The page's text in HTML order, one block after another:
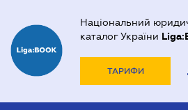
Національний
каталог України
ТАРИФИ